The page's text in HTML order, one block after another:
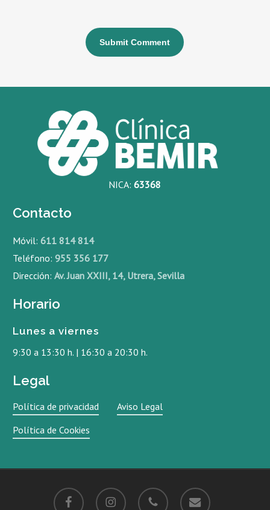
NICA:63368
Contacto
Móvil:611 814 814
Teléfono:955 356 177
Dirección:Av. Juan XXIII, 14, Utrera, Sevilla
Horario
Lunes a viernes
9:30 a 13:30 h. | 16:30 a 20:30 h.
Legal
Política de privacidad
Aviso Legal
Política de Cookies
facebook instagram phone email